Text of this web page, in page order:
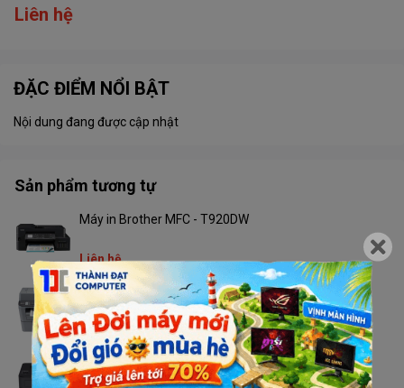
Liên hệ
ĐẶC ĐIỂM NỔI BẬT
Nội dung đang được cập nhật
Sản phẩm tương tự
Máy in Brother MFC - T920DW
Liên hệ
Máy in Brother MFC - 2701DW
Liên hệ
Máy in Brother HL - L2366DW